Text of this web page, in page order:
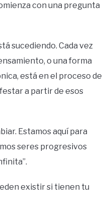
con una pregunta
sucediendo. Cada vez
o una forma
está en el proceso de
a partir de esos
Estamos aquí para
seres progresivos
existir si tienen tu